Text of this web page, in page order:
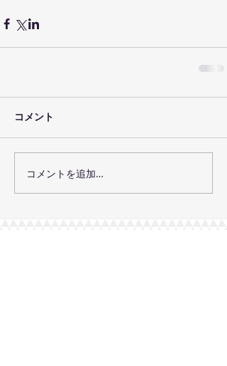
コメント
コメントを追加…